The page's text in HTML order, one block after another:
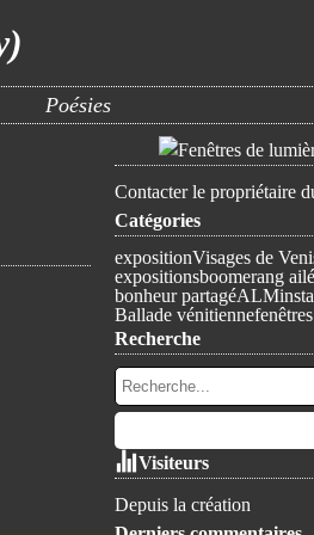
Poésies
Contacter le propriétaire
Catégories
expositionVisages de
expositionsboomerang ailé
bonheur partagéALM
Ballade vénitienne
Recherche
Visiteurs
Depuis la création